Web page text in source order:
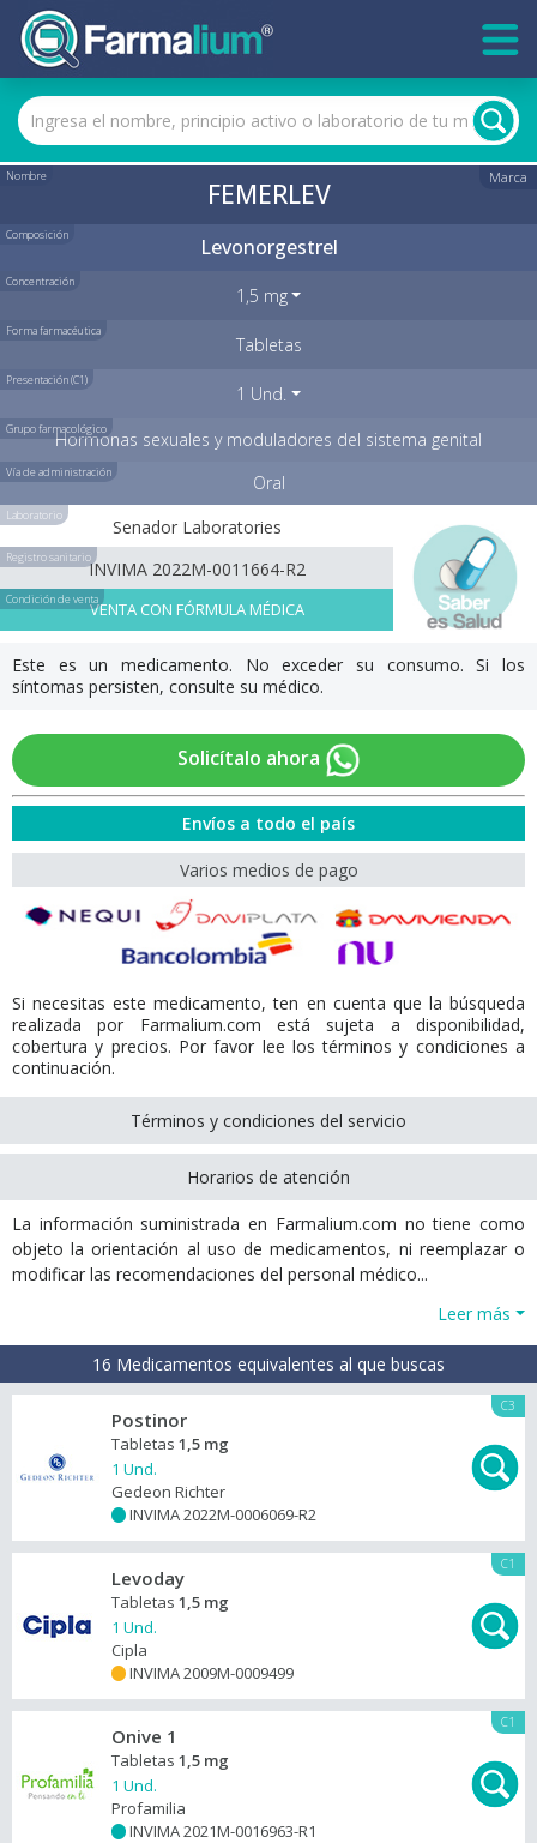
Nombre Marca
FEMERLEV
Composición Levonorgestrel
Concentración
1,5 mg
Forma farmacéutica
Tabletas
Presentación (C1)
1 Und.
Grupo farmacológicoHormonas sexuales y moduladores del sistema genital
Vía de administración Oral
Laboratorio
Senador Laboratories
Registro sanitario
INVIMA 2022M-0011664-R2
Condición de ventaVENTA CON FÓRMULA MÉDICA
Este es un medicamento. No exceder su consumo. Si los
síntomas persisten, consulte su médico.
Solicítalo ahora
Envíos a todo el país
Varios medios de pago
Si necesitas este medicamento, ten en cuenta que la búsqueda
realizada por Farmalium.com está sujeta a disponibilidad,
cobertura y precios. Por favor lee los términos y condiciones a
continuación.
Términos y condiciones del servicio
Horarios de atención
La información suministrada en Farmalium.com no tiene como
objeto la orientación al uso de medicamentos, ni reemplazar o
modificar las recomendaciones del personal médico...
Leer más
16 Medicamentos equivalentes al que buscas
C3
Postinor
Tabletas 1,5 mg
1 Und.
Gedeon Richter
INVIMA 2022M-0006069-R2
C1
Levoday
Tabletas 1,5 mg
1 Und.
Cipla
INVIMA 2009M-0009499
C1
Onive 1
Tabletas 1,5 mg
1 Und.
Profamilia
INVIMA 2021M-0016963-R1